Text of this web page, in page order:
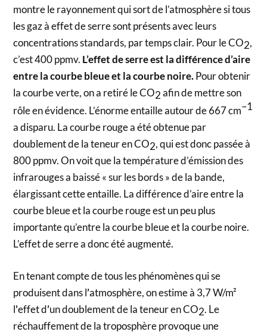
montre le rayonnement qui sort de l’atmosphère si tous
les gaz à effet de serre sont présents avec leurs
concentrations standards, par temps clair. Pour le CO2,
c’est 400 ppmv. L’effet de serre est la différence d’aire
entre la courbe bleue et la courbe noire.Pour obtenir
la courbe verte, on a retiré le CO2afin de mettre son
rôle en évidence. L’énorme entaille autour de 667 cm–1
a disparu. La courbe rouge a été obtenue par
doublement de la teneur en CO2, qui est donc passée à
800 ppmv. On voit que la température d’émission des
infrarouges a baissé « sur les bords » de la bande,
élargissant cette entaille. La différence d’aire entre la
courbe bleue et la courbe rouge est un peu plus
importante qu’entre la courbe bleue et la courbe noire.
L’effet de serre a donc été augmenté.
En tenant compte de tous les phénomènes qui se
produisent dans l’atmosphère, on estime à 3,7 W/m²
l’effet d’un doublement de la teneur en CO2. Le
réchauffement de la troposphère provoque une